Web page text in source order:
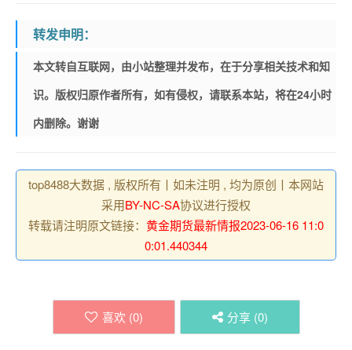
转发申明：
本文转自互联网，由小站整理并发布，在于分享相关技术和知
识。版权归原作者所有，如有侵权，请联系本站，将在24小时
内删除。谢谢
top8488大数据 , 版权所有丨如未注明 , 均为原创丨本网站
采用BY-NC-SA协议进行授权
转载请注明原文链接： 黄金期货最新情报2023-06-16 11:0
0:01.440344
喜欢 (0) 分享 (0)